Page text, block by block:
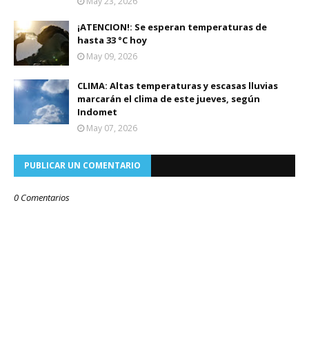
¡ATENCION!: Se esperan temperaturas de
hasta 33 °C hoy
May 09, 2026
CLIMA: Altas temperaturas y escasas lluvias
marcarán el clima de este jueves, según
Indomet
May 07, 2026
PUBLICAR UN COMENTARIO
0 Comentarios